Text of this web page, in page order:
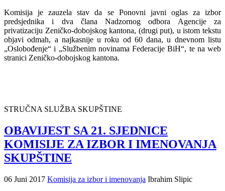
Komisija je zauzela stav da se Ponovni javni oglas za izbor
predsjednika i dva člana Nadzornog odbora Agencije za
privatizaciju Zeničko-dobojskog kantona, (drugi put), u istom tekstu
objavi odmah, a najkasnije u roku od 60 dana, u dnevnom listu
„Oslobođenje“ i „Službenim novinama Federacije BiH“, te na web
stranici Zeničko-dobojskog kantona.
STRUČNA SLUŽBA SKUPŠTINE
OBAVIJEST SA 21. SJEDNICE
KOMISIJE ZA IZBOR I IMENOVANJA
SKUPŠTINE
06 Juni 2017 Komisija za izbor i imenovanja Ibrahim Slipic